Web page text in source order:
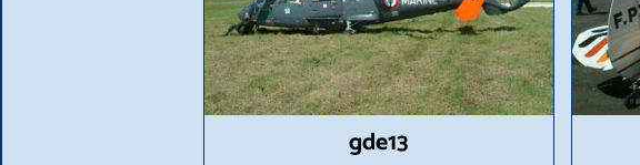
gde13